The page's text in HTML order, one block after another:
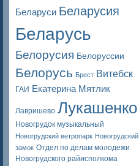
Беларуси Беларусия
Беларусь
Белорусия Белоруссии
Белорусь Брест Витебск
ГАИ Екатерина Мятлик
Лавришево Лукашенко
Новогрудок музыкальный
Новогрудский ветропарк Новогрудский
замок Отдел по делам молодежи
Новогрудского райисполкома